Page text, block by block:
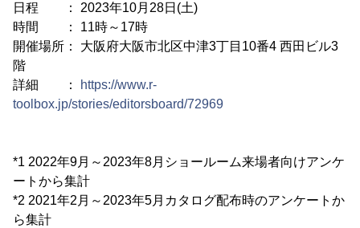
日程 ： 2023年10月28日(土)
時間 ： 11時～17時
開催場所： 大阪府大阪市北区中津3丁目10番4 西田ビル3
階
詳細 ：
https://www.r-
toolbox.jp/stories/editorsboard/72969
*1 2022年9月～2023年8月ショールーム来場者向けアンケ
ートから集計
*2 2021年2月～2023年5月カタログ配布時のアンケートか
ら集計